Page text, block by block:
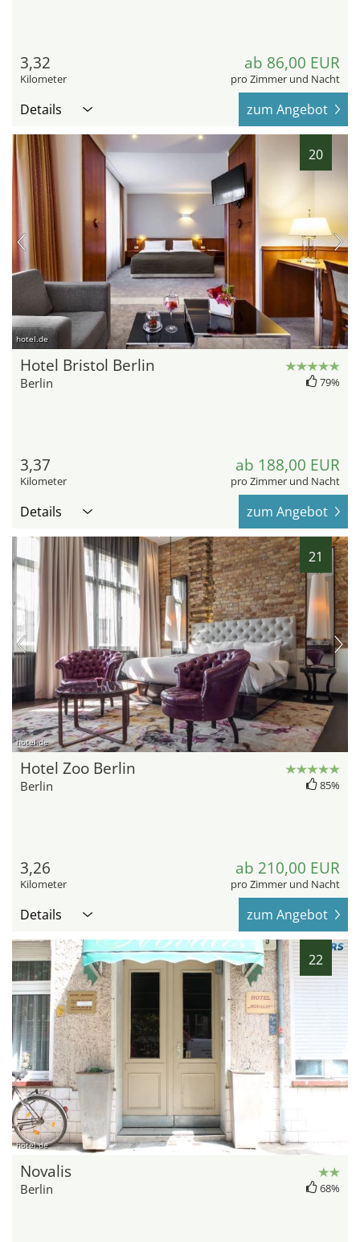
3,32
Kilometer
ab 86,00 EUR
pro Zimmer und Nacht
Details zum Angebot
20
hotel.de
Hotel Bristol Berlin
Berlin 79%
3,37
Kilometer
ab 188,00 EUR
pro Zimmer und Nacht
Details zum Angebot
21
hotel.de
Hotel Zoo Berlin
Berlin 85%
3,26
Kilometer
ab 210,00 EUR
pro Zimmer und Nacht
Details zum Angebot
22
hotel.de
Novalis
Berlin 68%